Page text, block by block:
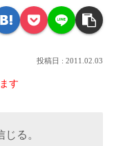
2011.02.03
す
る。